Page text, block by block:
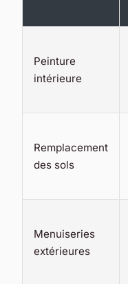
Peinture
intérieure
Remplacement
des sols
Menuiseries
extérieures